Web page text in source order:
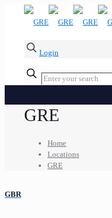
Login
GRE
Home
Locations
GRE
GBR